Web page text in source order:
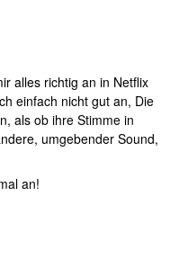
alles richtig an in Netflix
einfach nicht gut an, Die
als ob ihre Stimme in
umgebender Sound,
an!